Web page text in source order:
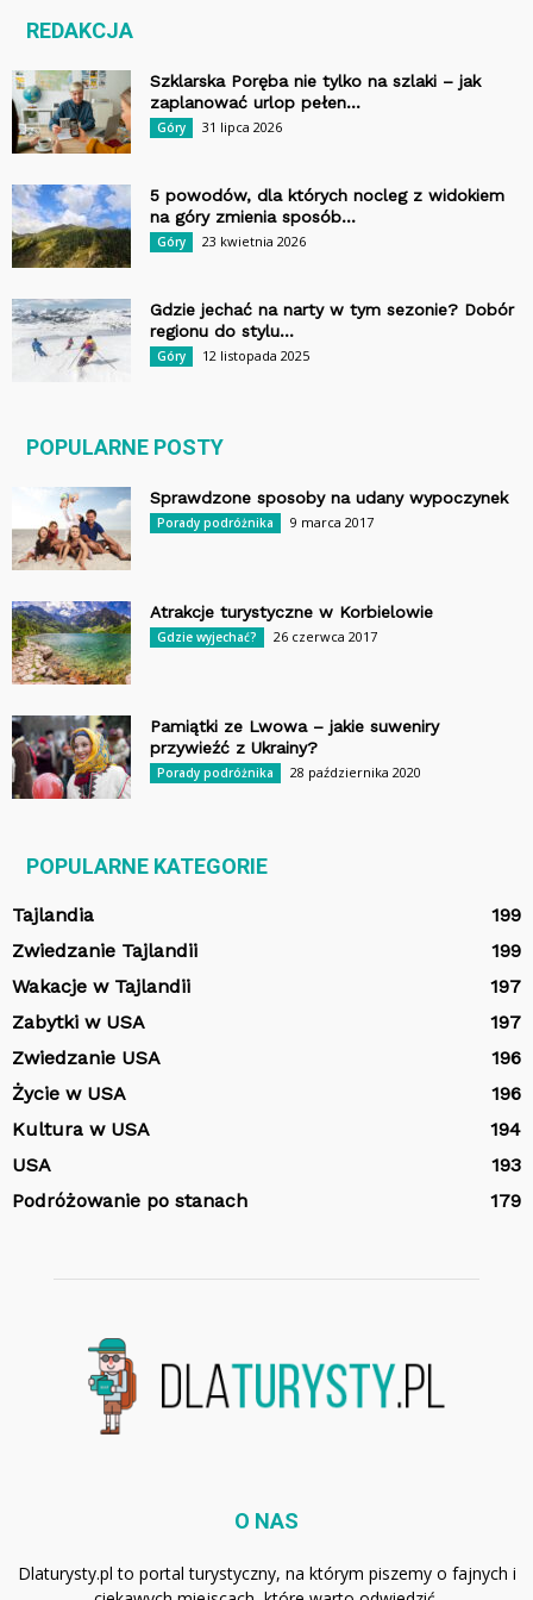
REDAKCJA
Szklarska Poręba nie tylko na szlaki – jak
zaplanować urlop pełen...
Góry 31 lipca 2026
5 powodów, dla których nocleg z widokiem
na góry zmienia sposób...
Góry 23 kwietnia 2026
Gdzie jechać na narty w tym sezonie? Dobór
regionu do stylu...
Góry 12 listopada 2025
POPULARNE POSTY
Sprawdzone sposoby na udany wypoczynek
Porady podróżnika 9 marca 2017
Atrakcje turystyczne w Korbielowie
Gdzie wyjechać? 26 czerwca 2017
Pamiątki ze Lwowa – jakie suweniry
przywieźć z Ukrainy?
Porady podróżnika 28 października 2020
POPULARNE KATEGORIE
Tajlandia
199
Zwiedzanie Tajlandii
199
Wakacje w Tajlandii
197
Zabytki w USA
197
Zwiedzanie USA
196
Życie w USA
196
Kultura w USA
194
USA
193
Podróżowanie po stanach
179
O NAS
Dlaturysty.pl to portal turystyczny, na którym piszemy o fajnych i